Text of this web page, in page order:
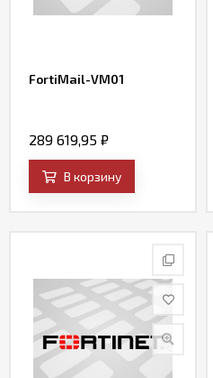
FortiMail-VM01
289 619,95 ₽
В корзину